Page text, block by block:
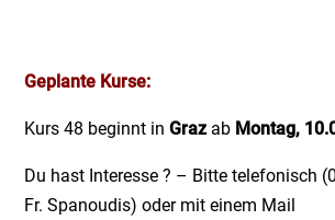
Geplante Kurse:
Kurs 48 beginnt inGrazab Montag,
Du hast Interesse ? – Bitte telefonisch
Fr. Spanoudis) oder mit einem Mail